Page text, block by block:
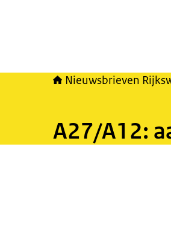
Nieuwsbrieven
A27/A12: